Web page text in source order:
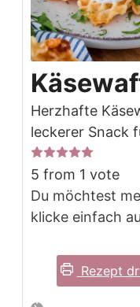
Herzhafte
leckerer Snack
5 from 1 vote
Du möchtest
klicke einfach
Rezept